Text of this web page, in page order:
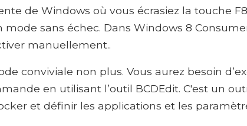
de Windows où vous écrasiez la touche
mode sans échec. Dans Windows 8
manuellement..
conviviale non plus. Vous aurez besoin
en utilisant l’outil BCDEdit. C'est un
et définir les applications et les